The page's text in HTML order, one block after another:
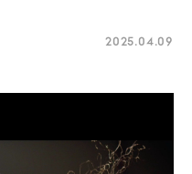
2025.04.09